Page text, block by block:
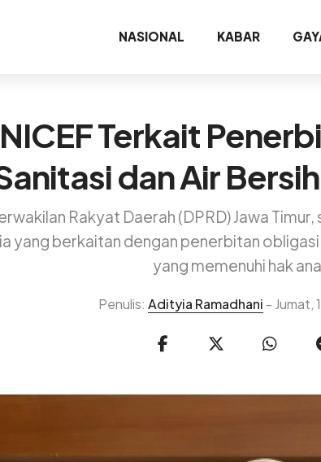
NASIONAL KABAR
Terkait
dan Air
Rakyat Daerah (DPRD) Jawa
yang berkaitan dengan penerbitan
yang memenuhi hak
Penulis: Adityia Ramadhani - Jumat,